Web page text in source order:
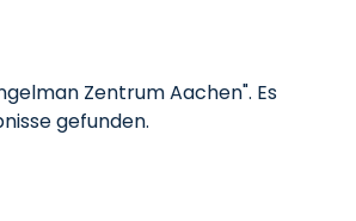
Zentrum Aachen". Es
gefunden.